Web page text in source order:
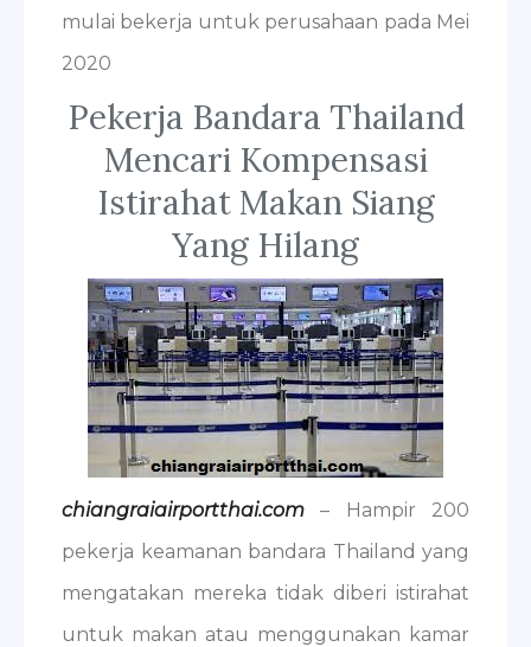
mulai bekerja untuk perusahaan pada Mei
2020
Pekerja Bandara Thailand
Mencari Kompensasi
Istirahat Makan Siang
Yang Hilang
chiangraiairportthai.com – Hampir 200
pekerja keamanan bandara Thailand yang
mengatakan mereka tidak diberi istirahat
untuk makan atau menggunakan kamar